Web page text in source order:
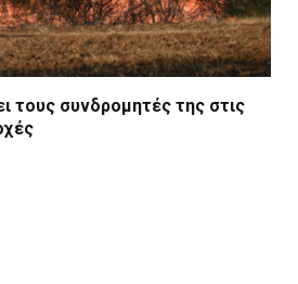
τους συνδρομητές της στις